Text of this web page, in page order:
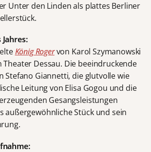
Unter den Linden als plattes Berliner
König Rogervon Karol Szymanowski
Theater Dessau. Die beeindruckende
Stefano Giannetti, die glutvolle wie
Leitung von Elisa Gogou und die
Gesangsleistungen
außergewöhnliche Stück und sein